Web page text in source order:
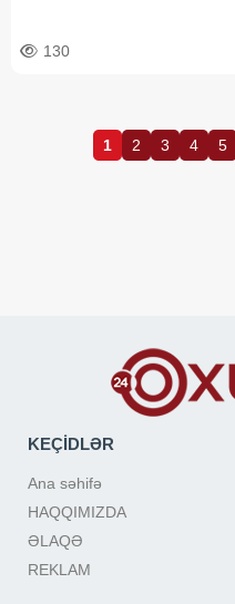
130
1 2 3 4 5
KEÇİDLƏR
Ana səhifə
HAQQIMIZDA
ƏLAQƏ
REKLAM